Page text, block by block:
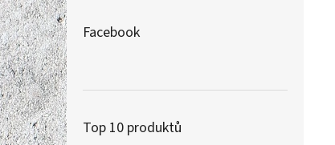
Facebook
Top 10 produktů